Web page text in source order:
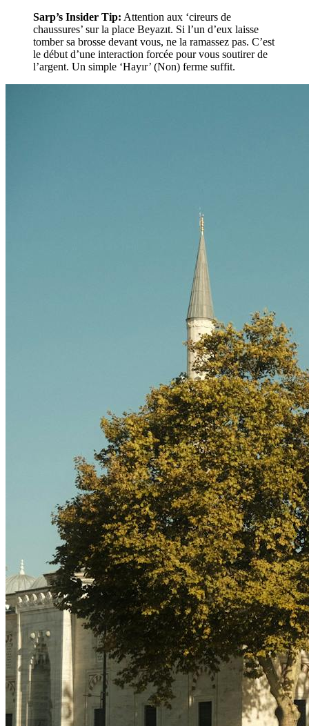
Sarp’s Insider Tip: Attention aux ‘cireurs de
chaussures’ sur la place Beyazıt. Si l’un d’eux laisse
tomber sa brosse devant vous, ne la ramassez pas. C’est
le début d’une interaction forcée pour vous soutirer de
l’argent. Un simple ‘Hayır’ (Non) ferme suffit.